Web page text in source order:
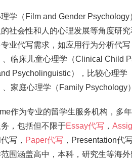
学（Film and Gender
社会性和人的心理发展等角度研
业代写需求，如应用行为分析代
、临床儿童心理学（Clinical Child
Psycholinguistic），比较心理
、家庭心理学（Family Psychology
作为专业的留学生服务机构，多
，包括但不限于Essay代写 ，
写， Paper代写 ，Presentation代
围涵盖高中，本科，研究生等海